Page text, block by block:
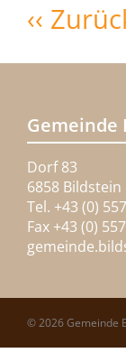
‹‹
Gemeinde
Dorf 83
6858 Bildstein
Tel. +43 (0)
Fax +43 (0)
© 2026 Gemeinde